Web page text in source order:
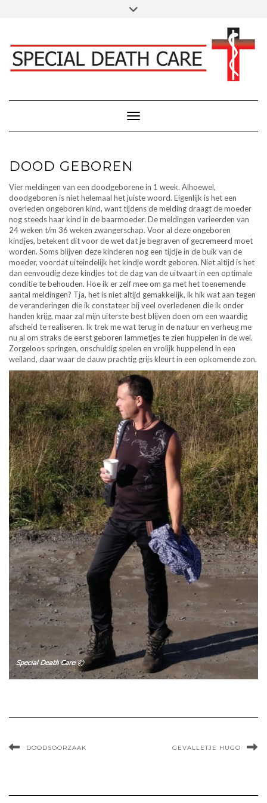
Klik hier voor Donaties - Schenkingen
Toggle navigatie
DOOD GEBOREN
Vier meldingen van een doodgeborene in 1 week. Alhoewel,
doodgeboren is niet helemaal het juiste woord. Eigenlijk is het een
overleden ongeboren kind, want tijdens de melding draagt de moeder
nog steeds haar kind in de baarmoeder. De meldingen varieerden van
24 weken t/m 36 weken zwangerschap. Voor al deze ongeboren
kindjes, betekent dit voor de wet dat je begraven of gecremeerd moet
worden. Soms blijven deze kinderen nog een tijdje in de buik van de
moeder, voordat uiteindelijk het kindje wordt geboren. Niet altijd is het
dan eenvoudig deze kindjes tot de dag van de uitvaart in een optimale
conditie te behouden. Hoe ik er zelf mee om ga met het toenemende
aantal meldingen? Tja, het is niet altijd gemakkelijk, ik hik wat aan tegen
de veranderingen die ik constateer bij veel overledenen die ik onder
handen krijg, maar zal mijn uiterste best blijven doen om een waardig
afscheid te realiseren. Ik trek me wat terug in de natuur en verheug me
nu al om straks de eerst geboren lammetjes te zien huppelen in de wei.
Zorgeloos springen, onschuldig spelen en vrolijk huppelend in een
weiland, daar waar de dauw prachtig grijs kleurt in een opkomende zon.
DOODSOORZAAK GEVALLETJE HUGO